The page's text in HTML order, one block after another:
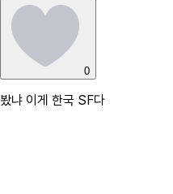
0
봤냐 이게 한국 SF다